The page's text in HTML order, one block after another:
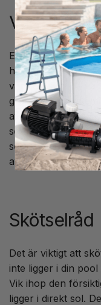
Varför
Enkelt. Du spar
har
värmepump, då
gratis. Du spar
avdunstning i din
som läggs på
sett att deras
avsevärt.
Skötselråd
Det är viktigt att
inte ligger i din
Vik ihop den
ligger i direkt sol.